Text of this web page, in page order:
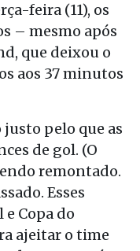
feira (11), os
– mesmo após
que deixou o
aos 37 minutos
pelo que as
de gol. (O
remontado.
Esses
Copa do
ajeitar o time